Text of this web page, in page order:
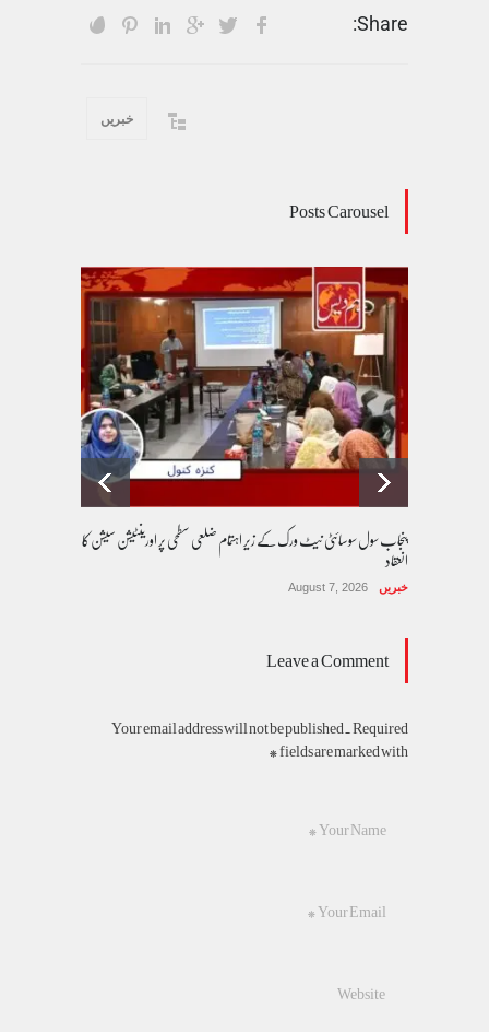
Share:
خبریں
Posts Carousel
پنجاب سول سوسائٹی نیٹ ورک کے زیرِ اہتمام ضلعی سطحی پر اورینٹیشن سیشن کا
انعقاد
خبریں August 7, 2026
Leave a Comment
Your email address will not be published. Required
fields are marked with *